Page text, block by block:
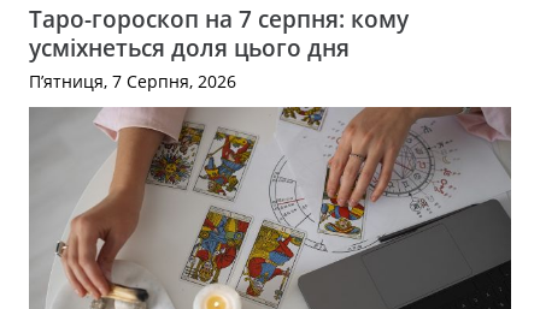
Таро-гороскоп на 7 серпня: кому
усміхнеться доля цього дня
П’ятниця, 7 Серпня, 2026